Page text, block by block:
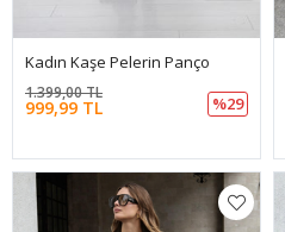
Kadın Kaşe Pelerin Panço
999,99 TL
1.399,00 TL
%29